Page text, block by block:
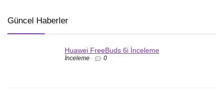
Güncel Haberler
Huawei FreeBuds 6i İnceleme
İnceleme 0